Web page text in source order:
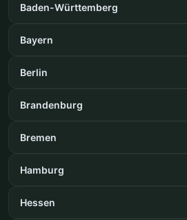
Baden-Württemberg
Bayern
Berlin
Brandenburg
Bremen
Hamburg
Hessen